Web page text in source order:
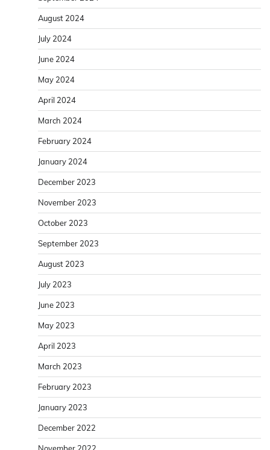
August 2024
July 2024
June 2024
May 2024
April 2024
March 2024
February 2024
January 2024
December 2023
November 2023
October 2023
September 2023
August 2023
July 2023
June 2023
May 2023
April 2023
March 2023
February 2023
January 2023
December 2022